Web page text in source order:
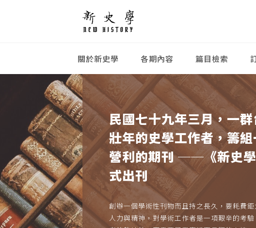
關於新史學 各期內容 篇目檢索
民國七十九年三月，一群
壯年的史學工作者，籌
營利的期刊 ──《新史
式出刊
創辦一個學術性刊物而且持之長久，要耗費鉅
人力與精神，對學術工作者是一項艱辛的考